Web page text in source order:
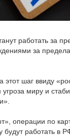
работать за
за
шаг ввиду
миру и
операции по
работать в